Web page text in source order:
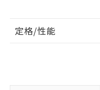
定格/性能